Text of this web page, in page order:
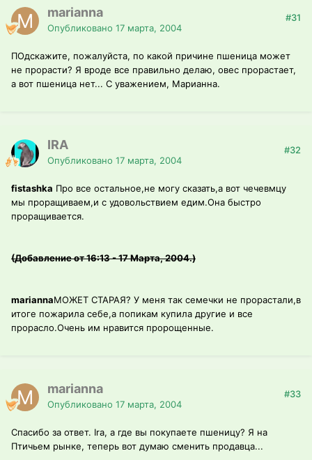
marianna
Опубликовано 17 марта, 2004
#31
ПОдскажите, пожалуйста, по какой причине пшеница может
не прорасти? Я вроде все правильно делаю, овес прорастает,
а вот пшеница нет... С уважением, Марианна.
IRA
Опубликовано 17 марта, 2004
#32
fistashka Про все остальное,не могу сказать,а вот чечевмцу
мы проращиваем,и с удовольствием едим.Она быстро
проращивается.
(Добавление от 16:13 - 17 Марта, 2004.)
mariannaМОЖЕТ СТАРАЯ? У меня так семечки не прорастали,в
итоге пожарила себе,а попикам купила другие и все
прорасло.Очень им нравится пророщенные.
marianna
Опубликовано 17 марта, 2004
#33
Спасибо за ответ. Ira, а где вы покупаете пшеницу? Я на
Птичьем рынке, теперь вот думаю сменить продавца...